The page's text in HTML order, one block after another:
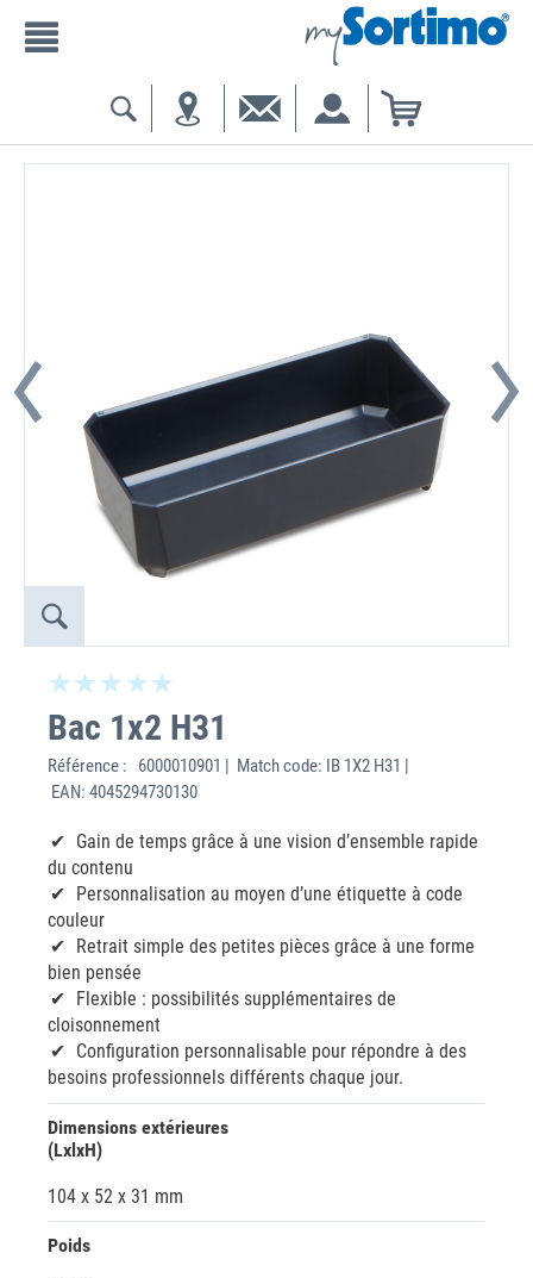
Bac 1x2 H31
Référence :
6000010901 | Match code: IB 1X2 H31 |
EAN: 4045294730130
Gain de temps grâce à une vision d’ensemble rapide
du contenu
Personnalisation au moyen d’une étiquette à code
couleur
Retrait simple des petites pièces grâce à une forme
bien pensée
Flexible : possibilités supplémentaires de
cloisonnement
Configuration personnalisable pour répondre à des
besoins professionnels différents chaque jour.
Dimensions extérieures
(LxlxH)
104 x 52 x 31 mm
Poids